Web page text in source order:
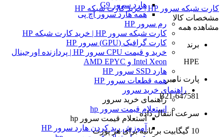
هارد سرور G9
همه هارد سرور اچ پی
رم سرور HP
کارت شبکه سرور HP | خرید کارت شبکه HP
کارت گرافیک (GPU) سرور HP
خرید و قیمت CPU سرور HP | پردازنده اورجینال
Intel Xeon و AMD EPYC
هارد SSD سرور HP
همه قطعات سرور HP
راهنمای خرید سرور
راهنمای خرید سرور
استعلام قیمت سرور hp
استعلام قیمت سرور hp
آموزش ريد كردن هارد سرور HP
کارت شبکه سرور HP | خرید کارت شبکه HP
مشخصات کالا
مشاهده همه
برند
HPE
پارت نامبر
647581-B21
سرعت انتقال داده
10 گیگابیت بر ثانیه برای هر پورت